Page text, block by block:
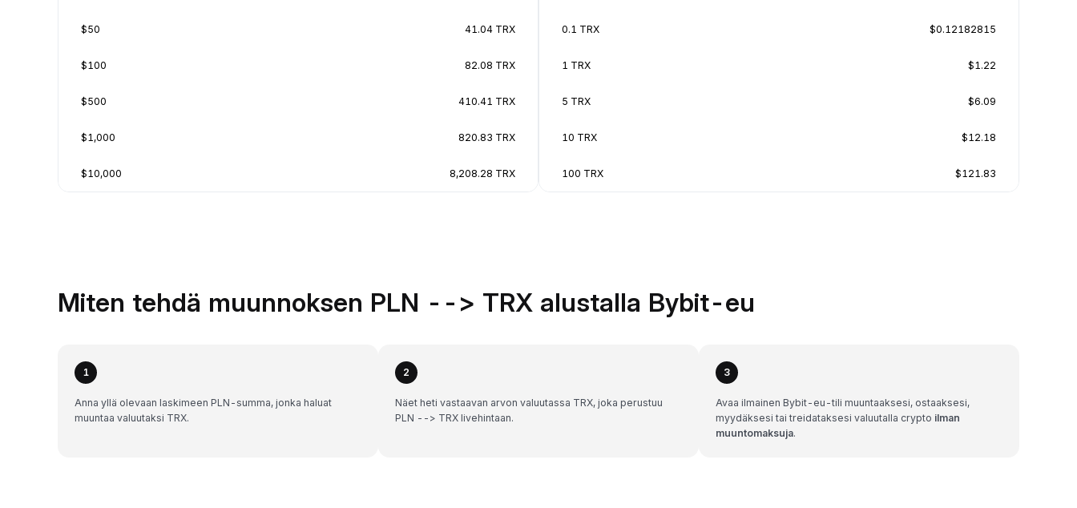
$50 41.04 TRX
$100 82.08 TRX
$500 410.41 TRX
$1,000 820.83 TRX
$10,000 8,208.28 TRX
0.1 TRX $0.12182815
1 TRX $1.22
5 TRX $6.09
10 TRX $12.18
100 TRX $121.83
Miten tehdä muunnoksen PLN --> TRX alustalla Bybit-eu
1
Anna yllä olevaan laskimeen PLN-summa, jonka haluat
muuntaa valuutaksi TRX.
2
Näet heti vastaavan arvon valuutassa TRX, joka perustuu
PLN --> TRX livehintaan.
3
Avaa ilmainen Bybit-eu-tili muuntaaksesi, ostaaksesi,
myydäksesi tai treidataksesi valuutalla crypto ilman
muuntomaksuja.